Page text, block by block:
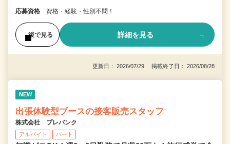
応募資格 資格・経験・性別不問！
後で見る 詳細を見る
更新日： 2026/07/29 掲載終了日： 2026/08/28
NEW
出張体験型ブースの接客販売スタッフ
株式会社 プレバンク
アルバイト パート